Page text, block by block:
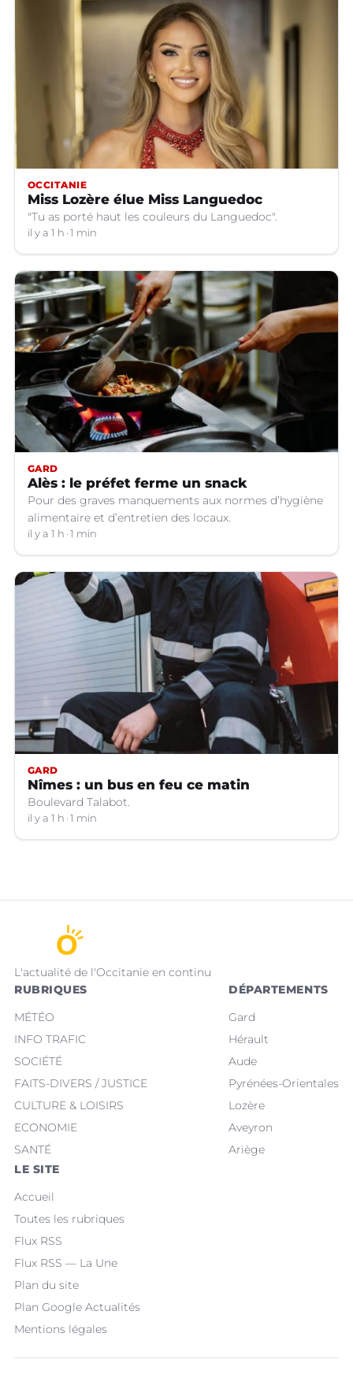
OCCITANIE
Miss Lozère élue Miss Languedoc
"Tu as porté haut les couleurs du Languedoc".
il y a 1 h 1 min
GARD
Alès : le préfet ferme un snack
Pour des graves manquements aux normes d’hygiène
alimentaire et d’entretien des locaux.
il y a 1 h 1 min
GARD
Nîmes : un bus en feu ce matin
Boulevard Talabot.
il y a 1 h 1 min
L'actualité de l'Occitanie en continu
RUBRIQUES
MÉTÉO
INFO TRAFIC
SOCIÉTÉ
FAITS-DIVERS / JUSTICE
CULTURE & LOISIRS
ECONOMIE
SANTÉ
DÉPARTEMENTS
Gard
Hérault
Aude
Pyrénées-Orientales
Lozère
Aveyron
Ariège
LE SITE
Accueil
Toutes les rubriques
Flux RSS
Flux RSS — La Une
Plan du site
Plan Google Actualités
Mentions légales